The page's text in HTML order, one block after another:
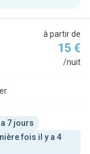
à partir de
15 €
/nuit
7 jours
fois il y a 4